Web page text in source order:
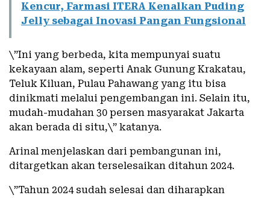
Kencur, Farmasi ITERA Kenalkan Puding
Jelly sebagai Inovasi Pangan Fungsional
\”Ini yang berbeda, kita mempunyai suatu
kekayaan alam, seperti Anak Gunung Krakatau,
Teluk Kiluan, Pulau Pahawang yang itu bisa
dinikmati melalui pengembangan ini. Selain itu,
mudah-mudahan 30 persen masyarakat Jakarta
akan berada di situ,\” katanya.
Arinal menjelaskan dari pembangunan ini,
ditargetkan akan terselesaikan ditahun 2024.
\”Tahun 2024 sudah selesai dan diharapkan